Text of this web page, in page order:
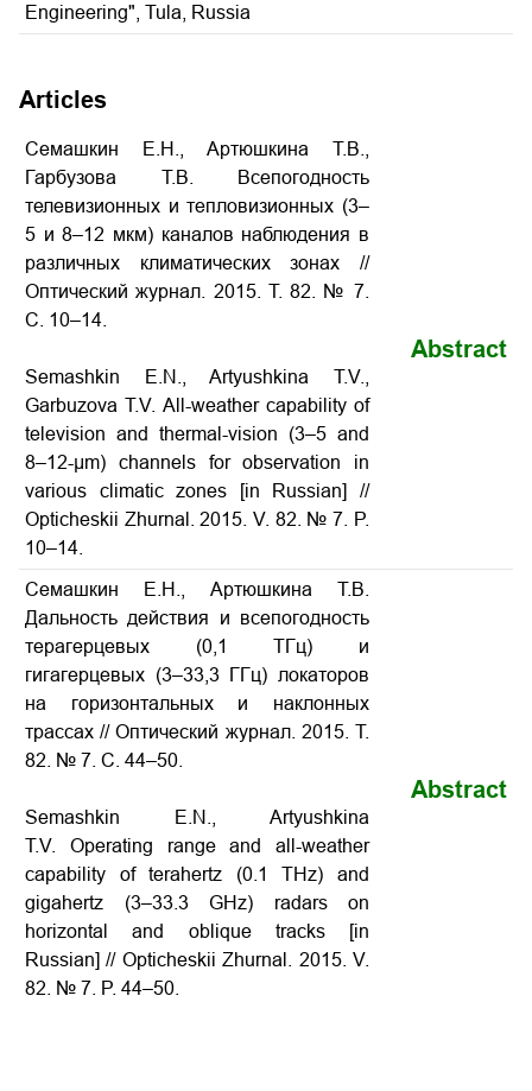
Engineering", Tula, Russia
Articles
Семашкин Е.Н., Артюшкина Т.В.,
Гарбузова Т.В. Всепогодность
телевизионных и тепловизионных (3–
5 и 8–12 мкм) каналов наблюдения в
различных климатических зонах //
Оптический журнал. 2015. Т. 82. № 7.
С. 10–14.
Semashkin E.N., Artyushkina T.V.,
Garbuzova T.V. All-weather capability of
television and thermal-vision (3–5 and
8–12-μm) channels for observation in
various climatic zones
[in Russian] //
Opticheskii Zhurnal. 2015. V. 82. № 7. P.
10–14.
Abstract
Семашкин Е.Н., Артюшкина Т.В.
Дальность действия и всепогодность
терагерцевых (0,1 ТГц) и
гигагерцевых (3–33,3 ГГц) локаторов
на горизонтальных и наклонных
трассах// Оптический журнал. 2015. Т.
82. № 7. С. 44–50.
Semashkin E.N., Artyushkina
T.V. Operating range and all-weather
capability of terahertz (0.1 THz) and
gigahertz (3–33.3 GHz) radars on
horizontal and oblique tracks
[in
Russian] // Opticheskii Zhurnal. 2015. V.
82. № 7. P. 44–50.
Abstract